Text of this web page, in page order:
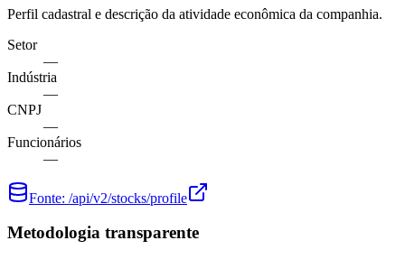
Perfil cadastral e descrição da atividade econômica da companhia.
Setor
—
Indústria
—
CNPJ
—
Funcionários
—
Fonte: /api/v2/stocks/profile
Metodologia transparente